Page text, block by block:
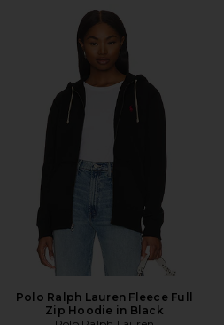
Polo Ralph Lauren Fleece Full
Zip Hoodie in Black